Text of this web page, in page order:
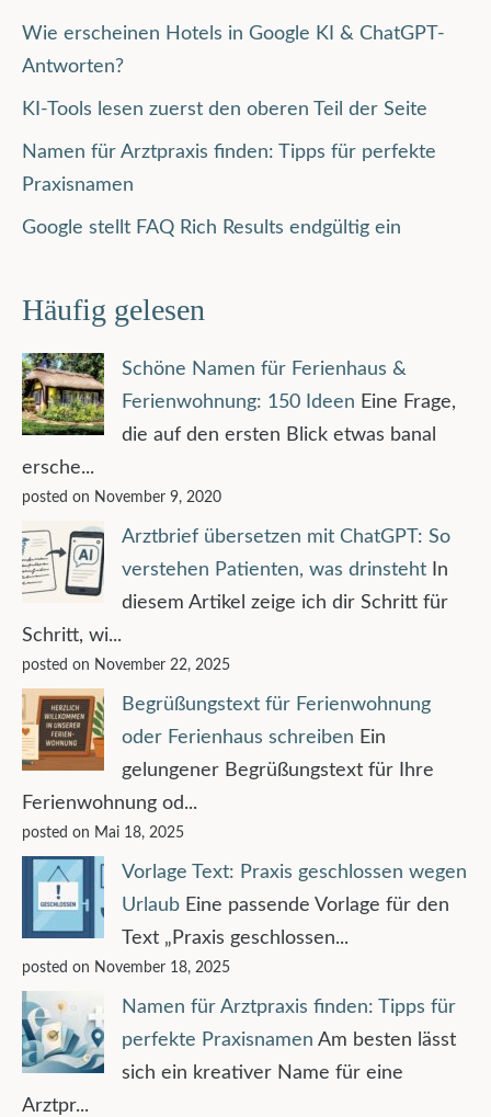
Wie erscheinen Hotels in Google KI & ChatGPT-
Antworten?
KI-Tools lesen zuerst den oberen Teil der Seite
Namen für Arztpraxis finden: Tipps für perfekte
Praxisnamen
Google stellt FAQ Rich Results endgültig ein
Häufig gelesen
Schöne Namen für Ferienhaus &
Ferienwohnung: 150 Ideen Eine Frage,
die auf den ersten Blick etwas banal
ersche...
posted on November 9, 2020
Arztbrief übersetzen mit ChatGPT: So
verstehen Patienten, was drinsteht
In
diesem Artikel zeige ich dir Schritt für
Schritt, wi...
posted on November 22, 2025
Begrüßungstext für Ferienwohnung
oder Ferienhaus schreiben Ein
gelungener Begrüßungstext für Ihre
Ferienwohnung od...
posted on Mai 18, 2025
Vorlage Text: Praxis geschlossen wegen
Urlaub Eine passende Vorlage für den
Text „Praxis geschlossen...
posted on November 18, 2025
Namen für Arztpraxis finden: Tipps für
perfekte Praxisnamen Am besten lässt
sich ein kreativer Name für eine
Arztpr...